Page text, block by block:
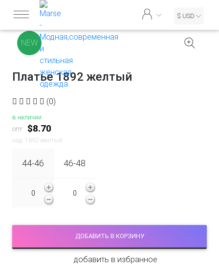
$ USD
NEW
Платье 1892 желтый
(0)
в наличии
опт
$8.70
код: 1892 желтый
44-46 46-48
ДОБАВИТЬ В КОРЗИНУ
добавить в избранное